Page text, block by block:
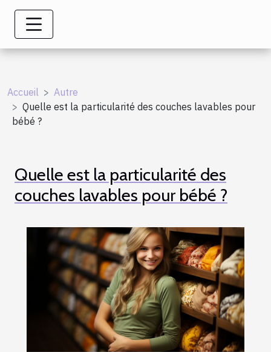
Accueil
Autre
Quelle est la particularité des couches lavables pour
bébé ?
Quelle est la particularité des
couches lavables pour bébé ?